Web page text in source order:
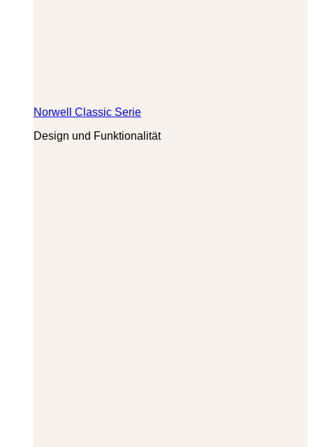
Norwell Classic Serie
Design und Funktionalität